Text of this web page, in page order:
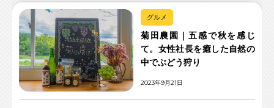
グルメ
菊田農園｜五感で秋を感じ
て。女性社長を癒した自然の
中でぶどう狩り
2023年9月21日